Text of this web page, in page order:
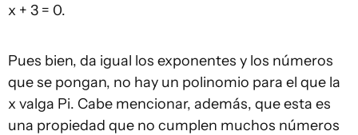
x + 3 = 0.
Pues bien, da igual los exponentes y los números
que se pongan, no hay un polinomio para el que la
x valga Pi. Cabe mencionar, además, que esta es
una propiedad que no cumplen muchos números